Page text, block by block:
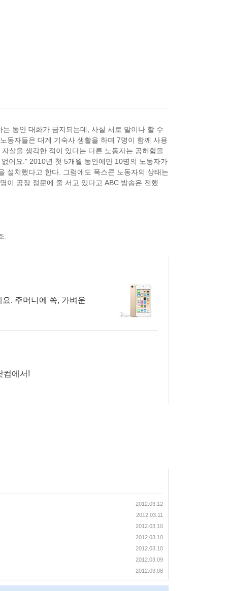
동안 대화가 금지되는데, 사실 서로 말이나 할 수
동자들은 대게 기숙사 생활을 하며 7명이 함께 사용
살을 생각한 적이 있다는 다른 노동자는 공허함을
어요." 2010년 첫 5개월 동안에만 10명의 노동자가
설치했다고 한다. 그럼에도 폭스콘 노동자의 상태는
이 공장 정문에 줄 서고 있다고 ABC 방송은 전했
.
. 주머니에 쏙, 가벼운
컴에서!
2012.03.12
2012.03.11
2012.03.10
2012.03.10
2012.03.10
2012.03.09
2012.03.08